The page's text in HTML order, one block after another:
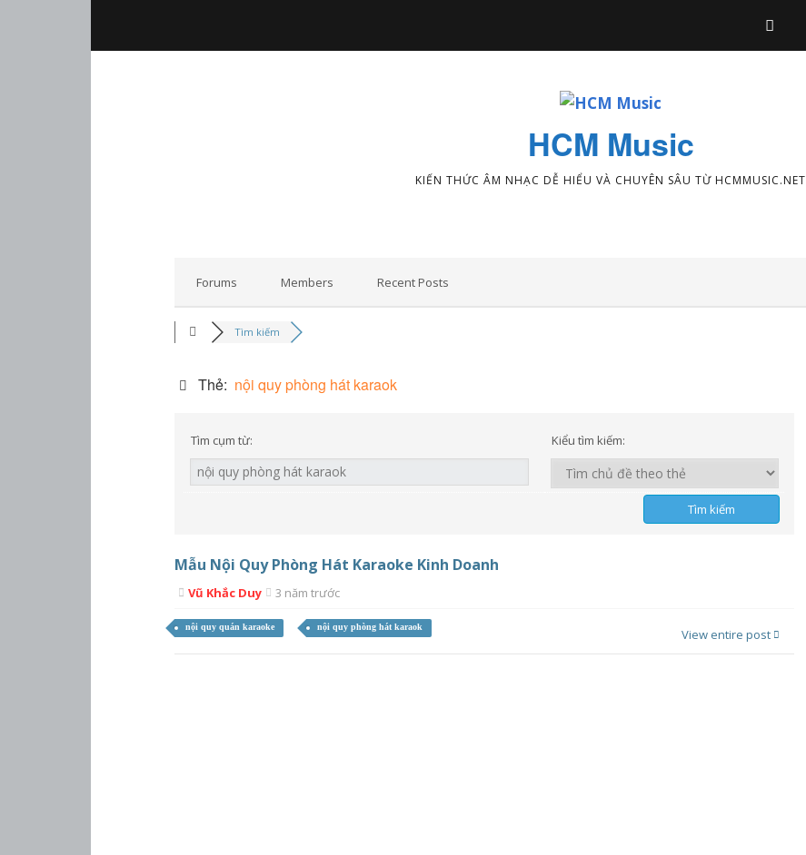
HCM Music
KIẾN THỨC ÂM NHẠC DỄ HIỂU VÀ CHUYÊN SÂU TỪ HCMMUSIC.NET
Forums Members Recent Posts
Tìm kiếm
Thẻ: nội quy phòng hát karaok
Tìm cụm từ: Kiểu tìm kiếm:
Mẫu Nội Quy Phòng Hát Karaoke Kinh Doanh
Vũ Khắc Duy 3 năm trước
nội quy quán karaoke nội quy phòng hát karaok View entire post